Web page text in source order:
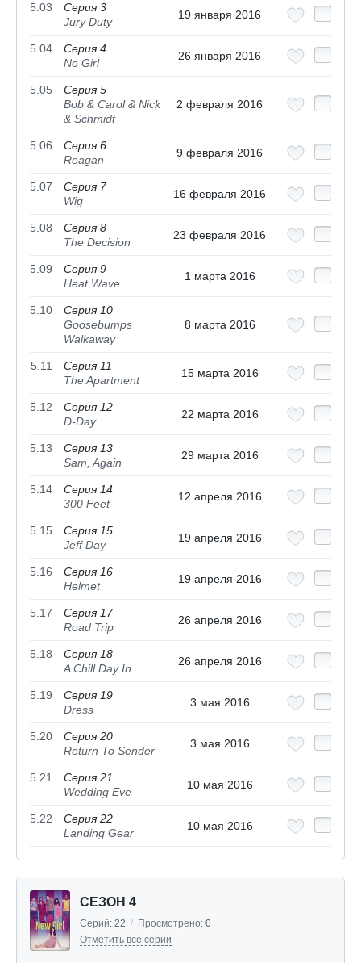
5.03
Серия 3
Jury Duty
19 января 2016
5.04
Серия 4
No Girl
26 января 2016
5.05
Серия 5
Bob & Carol & Nick
& Schmidt
2 февраля 2016
5.06
Серия 6
Reagan
9 февраля 2016
5.07
Серия 7
Wig
16 февраля 2016
5.08
Серия 8
The Decision
23 февраля 2016
5.09
Серия 9
Heat Wave
1 марта 2016
5.10
Серия 10
Goosebumps
Walkaway
8 марта 2016
5.11
Серия 11
The Apartment
15 марта 2016
5.12
Серия 12
D-Day
22 марта 2016
5.13
Серия 13
Sam, Again
29 марта 2016
5.14
Серия 14
300 Feet
12 апреля 2016
5.15
Серия 15
Jeff Day
19 апреля 2016
5.16
Серия 16
Helmet
19 апреля 2016
5.17
Серия 17
Road Trip
26 апреля 2016
5.18
Серия 18
A Chill Day In
26 апреля 2016
5.19
Серия 19
Dress
3 мая 2016
5.20
Серия 20
Return To Sender
3 мая 2016
5.21
Серия 21
Wedding Eve
10 мая 2016
5.22
Серия 22
Landing Gear
10 мая 2016
СЕЗОН 4
Серий: 22 / Просмотрено: 0
Отметить все серии